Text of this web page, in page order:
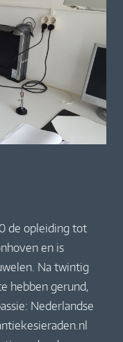
de opleiding tot
en is
Na twintig
hebben gerund,
Nederlandse